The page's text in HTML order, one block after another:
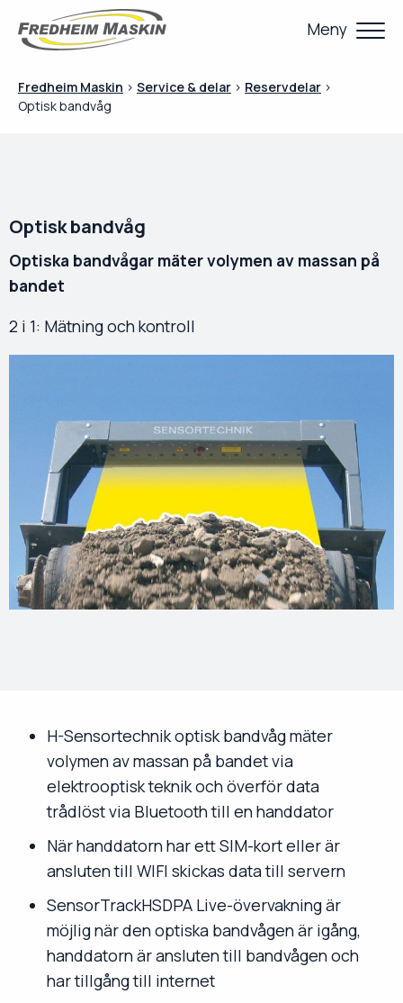
Meny
Fredheim Maskin > Service & delar > Reservdelar >
Optisk bandvåg
Optisk bandvåg
Optiska bandvågar mäter volymen av massan på
bandet
2 i 1: Mätning och kontroll
H-Sensortechnik optisk bandvåg mäter
volymen av massan på bandet via
elektrooptisk teknik och överför data
trådlöst via Bluetooth till en handdator
När handdatorn har ett SIM-kort eller är
ansluten till WIFI skickas data till servern
SensorTrackHSDPA Live-övervakning är
möjlig när den optiska bandvågen är igång,
handdatorn är ansluten till bandvågen och
har tillgång till internet